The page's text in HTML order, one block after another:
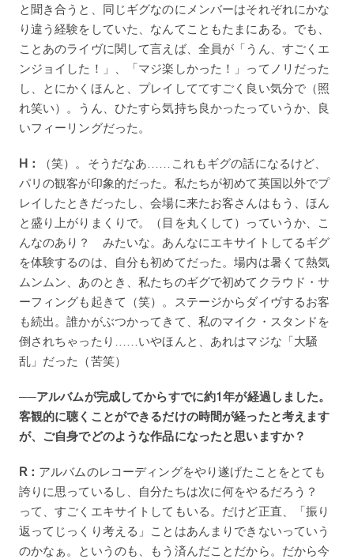
と聞き合うと、同じギグなのにメンバーはそれぞれにかな
り違う経験をしていた、なんてこともたまにある。でも、
ことあのライヴに関して言えば、全員が「うん、すごくエ
ンジョイした！」、「マジ楽しかった！」ってノリだった
し、とにかくほんと、プレイしててすごく良い気分で（照
れ笑い）。うん、ひたすら気持ち良かったっていうか、良
いフィーリングだった。
H：
（笑）。そうだなあ……これもギグの話になるけど、
パリの観客が印象的だった。私たちが初めて英国以外でプ
レイしたときだったし、会場に来たお客さんはもう、ほん
と盛り上がりまくりで。（目を丸くして）っていうか、こ
んなのあり？ みたいな。あんなにエキサイトしてるギグ
を体験するのは、自分も初めてだった。場内は暑くて熱気
ムンムン、あのとき、私たちのギグで初めてクラウド・サ
ーフィングも起きて（笑）。ステージからダイヴするお客
も続出。誰かがぶつかってきて、私のマイク・スタンドを
倒されちゃったり……いやほんと、あれはマジな「大騒
乱」だった（苦笑）
──アルバムが完成してからすでに約1年が経過しました。
客観的に聴くことができるだけの時間が経ったと考えます
が、ご自身でどのような作品になったと思いますか？
R： アルバムのレコーディングをやり遂げたことをとても
誇りに思っているし、自分たちは次に何をやるだろう？
って、すごくエキサイトしてもいる。だけど正直、「振り
返ってじっくり考える」ことはあんまりできないっていう
のかなぁ。というのも、もう済んだことだから。だから今